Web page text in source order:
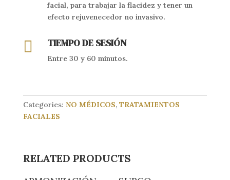
facial, para trabajar la flacidez y tener un
efecto rejuvenecedor no invasivo.
 TIEMPO DE SESIÓN
Entre 30 y 60 minutos.
Categories: NO MÉDICOS, TRATAMIENTOS
FACIALES
RELATED PRODUCTS